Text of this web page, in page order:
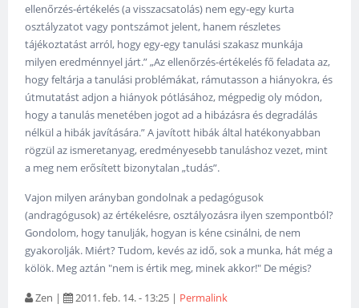
ellenőrzés-értékelés (a visszacsatolás) nem egy-egy kurta
osztályzatot vagy pontszámot jelent, hanem részletes
tájékoztatást arról, hogy egy-egy tanulási szakasz munkája
milyen eredménnyel járt.” „Az ellenőrzés-értékelés fő feladata az,
hogy feltárja a tanulási problémákat, rámutasson a hiányokra, és
útmutatást adjon a hiányok pótlásához, mégpedig oly módon,
hogy a tanulás menetében jogot ad a hibázásra és degradálás
nélkül a hibák javítására.” A javított hibák által hatékonyabban
rögzül az ismeretanyag, eredményesebb tanuláshoz vezet, mint
a meg nem erősített bizonytalan „tudás”.
Vajon milyen arányban gondolnak a pedagógusok
(andragógusok) az értékelésre, osztályozásra ilyen szempontból?
Gondolom, hogy tanulják, hogyan is kéne csinálni, de nem
gyakorolják. Miért? Tudom, kevés az idő, sok a munka, hát még a
kölök. Meg aztán "nem is értik meg, minek akkor!" De mégis?
Zen | 2011. feb. 14. - 13:25 | Permalink